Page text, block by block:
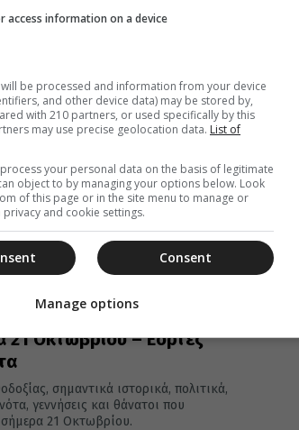
γεννήσεις και θάνατοι που
21 Οκτωβρίου.
γεγονότα που συνέβησαν
21 Οκτωβρίου
σημαντικά ιστορικά, πολιτικά,
γεννήσεις και θάνατοι που
21 Οκτωβρίου.
21 Οκτωβρίου – Εορτές
σημαντικά ιστορικά, πολιτικά,
γεννήσεις και θάνατοι που
21 Οκτωβρίου.
access information on a device
be processed and information from your device
and other device data) may be stored by,
with 210 partners, or used specifically by this
may use precise geolocation data. List of
your personal data on the basis of legitimate
object to by managing your options below. Look
of this page or in the site menu to manage or
and cookie settings.
Consent
Manage options